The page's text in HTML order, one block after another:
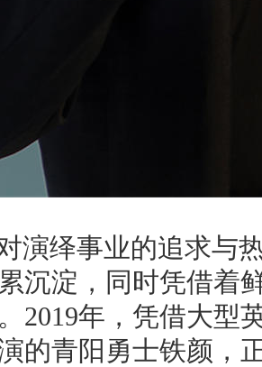
演绎事业的追求与
沉淀，同时凭借着
2019年，凭借大型
的青阳勇士铁颜，